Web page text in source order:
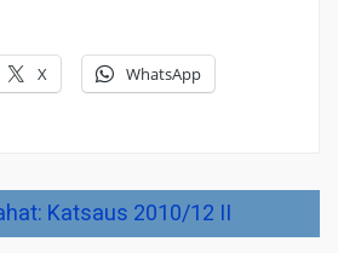
X WhatsApp
Katsaus 2010/12 II